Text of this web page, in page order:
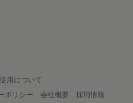
用について
ポリシー 会社概要
採用情報